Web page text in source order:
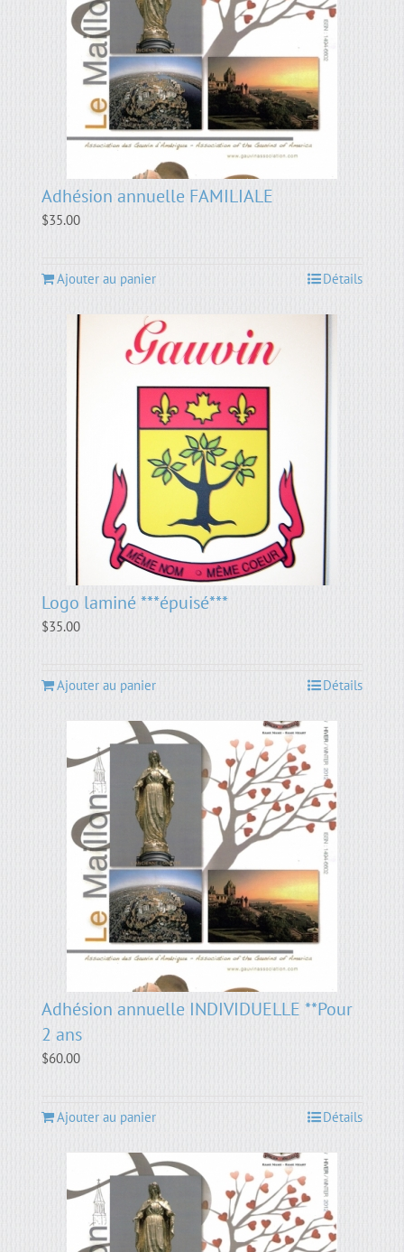
Adhésion annuelle FAMILIALE
$35.00
Ajouter au panier Détails
Logo laminé ***épuisé***
$35.00
Ajouter au panier Détails
Adhésion annuelle INDIVIDUELLE **Pour
2 ans
$60.00
Ajouter au panier Détails